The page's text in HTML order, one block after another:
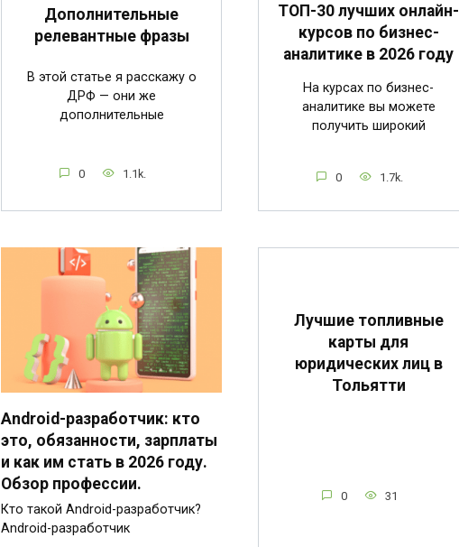
Дополнительные
релевантные фразы
В этой статье я расскажу о
ДРФ — они же
дополнительные
0 1.1k.
ТОП-30 лучших онлайн-
курсов по бизнес-
аналитике в 2026 году
На курсах по бизнес-
аналитике вы можете
получить широкий
0 1.7k.
Android-разработчик: кто
это, обязанности, зарплаты
и как им стать в 2026 году.
Обзор профессии.
Кто такой Android-разработчик?
Android-разработчик
Лучшие топливные
карты для
юридических лиц в
Тольятти
0 31